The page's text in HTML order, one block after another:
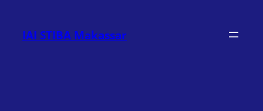
konten
IAI STIBA Makassar